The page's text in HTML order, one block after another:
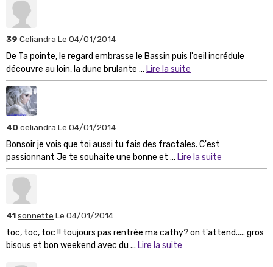
39 Celiandra Le 04/01/2014
De Ta pointe, le regard embrasse le Bassin puis l'oeil incrédule
découvre au loin, la dune brulante ... Lire la suite
40 celiandra Le 04/01/2014
Bonsoir je vois que toi aussi tu fais des fractales. C'est
passionnant Je te souhaite une bonne et ... Lire la suite
41sonnette Le 04/01/2014
toc, toc, toc !! toujours pas rentrée ma cathy? on t'attend..... gros
bisous et bon weekend avec du ... Lire la suite